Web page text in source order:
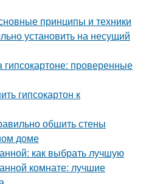
принципы и техники
установить на несущий
проверенные
гипсокартон к
обшить стены
доме
как выбрать лучшую
комнате: лучшие